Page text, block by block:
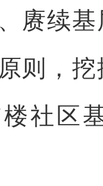
赓续
则，
社区